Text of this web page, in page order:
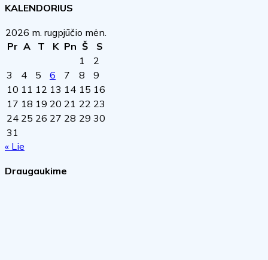
KALENDORIUS
2026 m. rugpjūčio mėn.
Pr A T K Pn Š
S
1
2
3
4 5 6 7 8
9
10 11 12 13 14 15 16
17 18 19 20 21 22 23
24 25 26 27 28 29 30
31
« Lie
Draugaukime